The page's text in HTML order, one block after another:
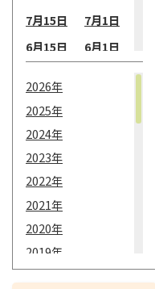
7月15日
7月1日
6月15日
6月1日
3月15日
2月15日
1月15日
2026年
2025年
2024年
2023年
2022年
2021年
2020年
2019年
2018年